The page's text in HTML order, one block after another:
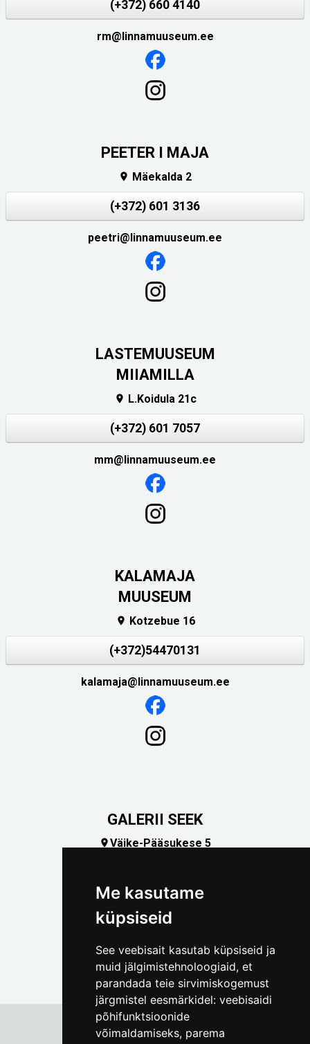
Me kasutame
küpsiseid
See veebisait kasutab küpsiseid ja
muid jälgimistehnoloogiaid, et
parandada teie sirvimiskogemust
järgmistel eesmärkidel: veebisaidi
põhifunktsioonide
võimaldamiseks, parema
(+372) 660 4140
rm@linnamuuseum.ee
PEETER I MAJA
 Mäekalda 2
(+372) 601 3136
peetri@linnamuuseum.ee
LASTEMUUSEUM
MIIAMILLA
 L.Koidula 21c
(+372) 601 7057
mm@linnamuuseum.ee
KALAMAJA
MUUSEUM
 Kotzebue 16
(+372)54470131
kalamaja@linnamuuseum.ee
GALERII SEEK
Väike-Pääsukese 5